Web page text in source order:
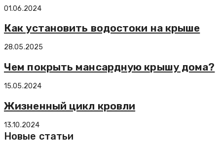
01.06.2024
Как установить водостоки на крыше
28.05.2025
Чем покрыть мансардную крышу дома?
15.05.2024
Жизненный цикл кровли
13.10.2024
Новые статьи